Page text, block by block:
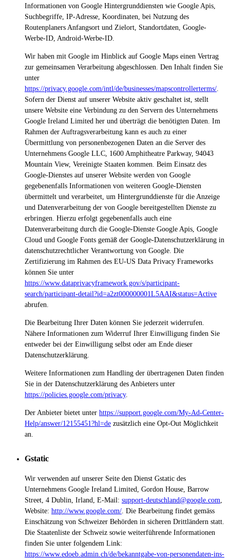
Informationen von Google Hintergrunddiensten wie Google Apis,
Suchbegriffe, IP-Adresse, Koordinaten, bei Nutzung des
Routenplaners Anfangsort und Zielort, Standortdaten, Google-
Werbe-ID, Android-Werbe-ID.
Wir haben mit Google im Hinblick auf Google Maps einen Vertrag
zur gemeinsamen Verarbeitung abgeschlossen. Den Inhalt finden Sie
unter
https://privacy.google.com/intl/de/businesses/mapscontrollerterms/.
Sofern der Dienst auf unserer Website aktiv geschaltet ist, stellt
unsere Website eine Verbindung zu den Servern des Unternehmens
Google Ireland Limited her und überträgt die benötigten Daten. Im
Rahmen der Auftragsverarbeitung kann es auch zu einer
Übermittlung von personenbezogenen Daten an die Server des
Unternehmens Google LLC, 1600 Amphitheatre Parkway, 94043
Mountain View, Vereinigte Staaten kommen. Beim Einsatz des
Google-Dienstes auf unserer Website werden von Google
gegebenenfalls Informationen von weiteren Google-Diensten
übermittelt und verarbeitet, um Hintergrunddienste für die Anzeige
und Datenverarbeitung der von Google bereitgestellten Dienste zu
erbringen. Hierzu erfolgt gegebenenfalls auch eine
Datenverarbeitung durch die Google-Dienste Google Apis, Google
Cloud und Google Fonts gemäß der Google-Datenschutzerklärung in
datenschutzrechtlicher Verantwortung von Google. Die
Zertifizierung im Rahmen des EU-US Data Privacy Frameworks
können Sie unter
https://www.dataprivacyframework.gov/s/participant-
search/participant-detail?id=a2zt000000001L5AAI&status=Active
abrufen.
Die Bearbeitung Ihrer Daten können Sie jederzeit widerrufen.
Nähere Informationen zum Widerruf Ihrer Einwilligung finden Sie
entweder bei der Einwilligung selbst oder am Ende dieser
Datenschutzerklärung.
Weitere Informationen zum Handling der übertragenen Daten finden
Sie in der Datenschutzerklärung des Anbieters unter
https://policies.google.com/privacy.
Der Anbieter bietet unter https://support.google.com/My-Ad-Center-
Help/answer/12155451?hl=de zusätzlich eine Opt-Out Möglichkeit
an.
Gstatic
Wir verwenden auf unserer Seite den Dienst Gstatic des
Unternehmens Google Ireland Limited, Gordon House, Barrow
Street, 4 Dublin, Irland, E-Mail: support-deutschland@google.com,
Website: http://www.google.com/. Die Bearbeitung findet gemäss
Einschätzung von Schweizer Behörden in sicheren Drittländern statt.
Die Staatenliste der Schweiz sowie weiterführende Informationen
finden Sie unter folgendem Link:
https://www.edoeb.admin.ch/de/bekanntgabe-von-personendaten-ins-